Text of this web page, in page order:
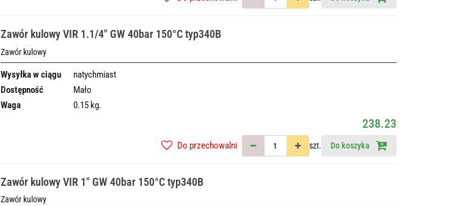
Zawór kulowy VIR 1.1/4" GW 40bar 150°C typ340B
Zawór kulowy
Wysyłka w ciągu
natychmiast
Dostępność
Mało
Waga
0.15 kg.
238.23
szt. Do koszyka
Do przechowalni
Zawór kulowy VIR 1" GW 40bar 150°C typ340B
Zawór kulowy